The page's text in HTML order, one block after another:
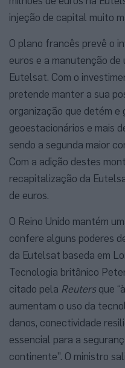
injeção de capital muito
O plano francês prevê o
euros e a manutenção de
Eutelsat. Com o
pretende manter a sua
organização que detém
geoestacionários e mais
sendo a segunda maior
Com a adição destes
recapitalização da
de euros.
O Reino Unido mantém
confere alguns poderes
da Eutelsat baseda em
Tecnologia britânico
citado pela Reutersque
aumentam o uso da
danos, conectividade
essencial para a
continente”. O ministro